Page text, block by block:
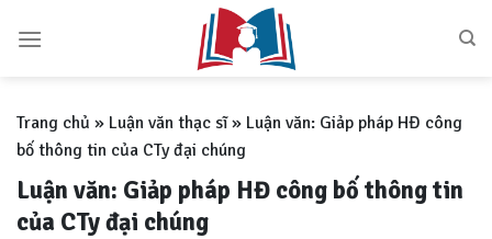
Trang chủ » Luận văn thạc sĩ» Luận văn: Giảp pháp HĐ công
bố thông tin của CTy đại chúng
Luận văn: Giảp pháp HĐ công bố thông tin
của CTy đại chúng